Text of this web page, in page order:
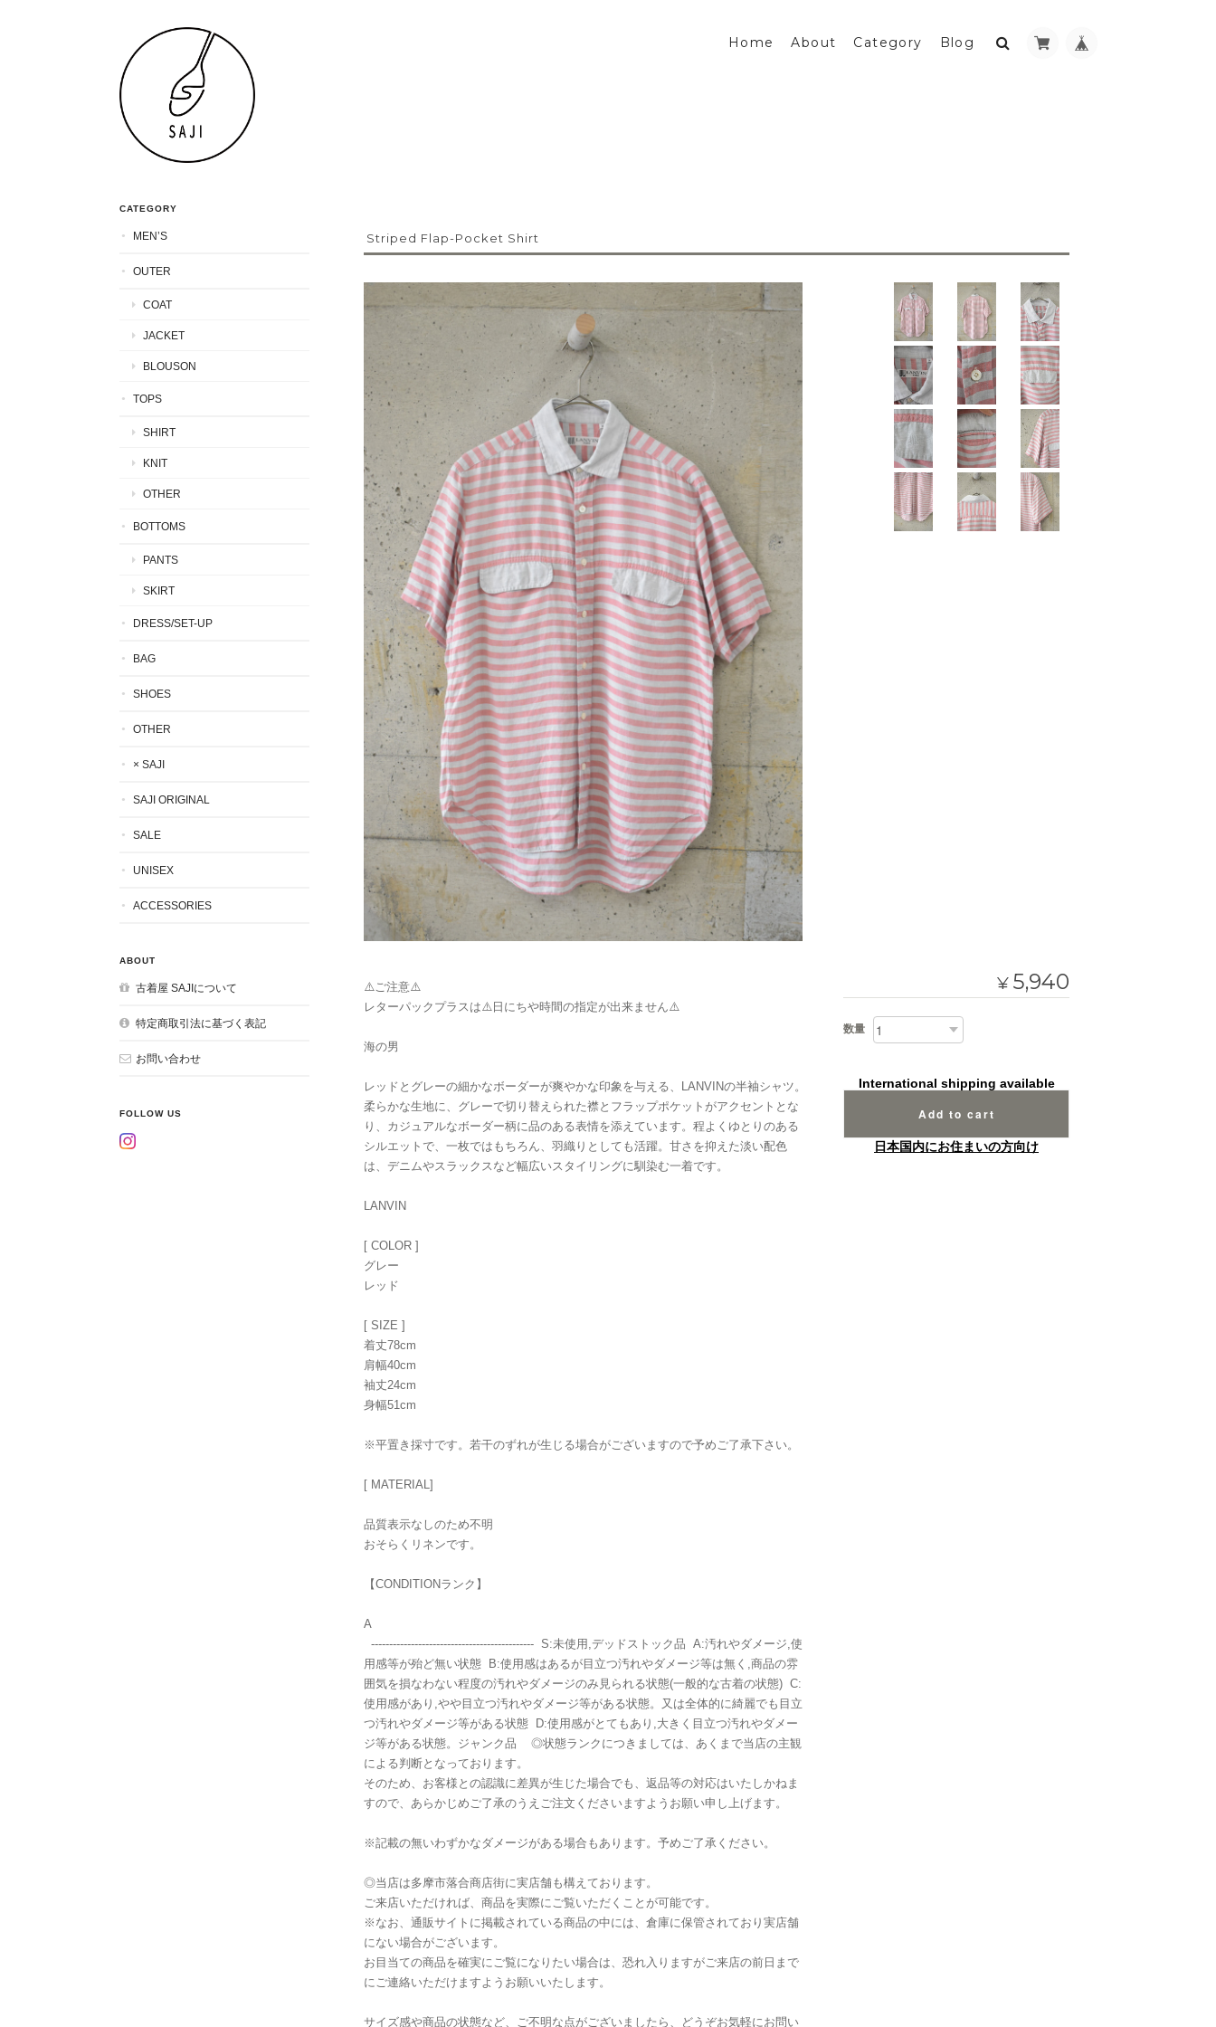
Home About Category Blog
Striped Flap-Pocket Shirt
⚠️ご注意⚠️
レターパックプラスは⚠️日にちや時間の指定が出来ません⚠️
海の男
レッドとグレーの細かなボーダーが爽やかな印象を与える、LANVINの半袖シャツ。
柔らかな生地に、グレーで切り替えられた襟とフラップポケットがアクセントとな
り、カジュアルなボーダー柄に品のある表情を添えています。程よくゆとりのある
シルエットで、一枚ではもちろん、羽織りとしても活躍。甘さを抑えた淡い配色
は、デニムやスラックスなど幅広いスタイリングに馴染む一着です。
LANVIN
[ COLOR ]
グレー
レッド
[ SIZE ]
着丈78cm
肩幅40cm
袖丈24cm
身幅51cm
※平置き採寸です。若干のずれが生じる場合がございますので予めご了承下さい。
[ MATERIAL]
品質表示なしのため不明
おそらくリネンです。
【CONDITIONランク】
A
--------------------------------------------- S:未使用,デッドストック品 A:汚れやダメージ,使
用感等が殆ど無い状態 B:使用感はあるが目立つ汚れやダメージ等は無く,商品の雰
囲気を損なわない程度の汚れやダメージのみ見られる状態(一般的な古着の状態) C:
使用感があり,やや目立つ汚れやダメージ等がある状態。又は全体的に綺麗でも目立
つ汚れやダメージ等がある状態 D:使用感がとてもあり,大きく目立つ汚れやダメー
ジ等がある状態。ジャンク品 ◎状態ランクにつきましては、あくまで当店の主観
による判断となっております。
そのため、お客様との認識に差異が生じた場合でも、返品等の対応はいたしかねま
すので、あらかじめご了承のうえご注文くださいますようお願い申し上げます。
※記載の無いわずかなダメージがある場合もあります。予めご了承ください。
◎当店は多摩市落合商店街に実店舗も構えております。
ご来店いただければ、商品を実際にご覧いただくことが可能です。
※なお、通販サイトに掲載されている商品の中には、倉庫に保管されており実店舗
にない場合がございます。
お目当ての商品を確実にご覧になりたい場合は、恐れ入りますがご来店の前日まで
にご連絡いただけますようお願いいたします。
サイズ感や商品の状態など、ご不明な点がございましたら、どうぞお気軽にお問い
¥ 5,940
数量
International shipping available
Add to cart
日本国内にお住まいの方向け
CATEGORY
MEN’S
OUTER
COAT
JACKET
BLOUSON
TOPS
SHIRT
KNIT
OTHER
BOTTOMS
PANTS
SKIRT
DRESS/SET-UP
BAG
SHOES
OTHER
× SAJI
SAJI ORIGINAL
SALE
UNISEX
ACCESSORIES
ABOUT
古着屋 SAJIについて
特定商取引法に基づく表記
お問い合わせ
FOLLOW US